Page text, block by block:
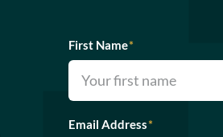
First Name*
Email Address*